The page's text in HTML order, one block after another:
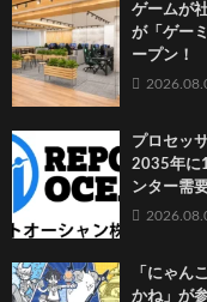
ゲームが
が「ゲー
ープン！
プロセッ
2035年に
ンター需
「にゃん
かね」が